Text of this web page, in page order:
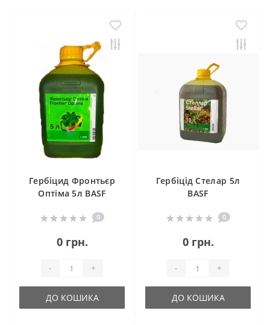
Гербіцид Фронтьєр
Оптіма 5л BASF
0
0 грн.
- +
ДО КОШИКА
Гербіцід Стелар 5л
BASF
0
0 грн.
- +
ДО КОШИКА